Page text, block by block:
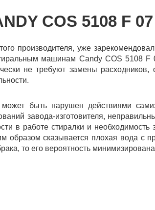
COS 5108 F 07
производителя, уже
машинам Candy COS 5108 F
не требуют замены расходников,
быть нарушен действиями
завода-изготовителя,
в работе стиралки и необходимость
сказывается плохая вода с
то его вероятность